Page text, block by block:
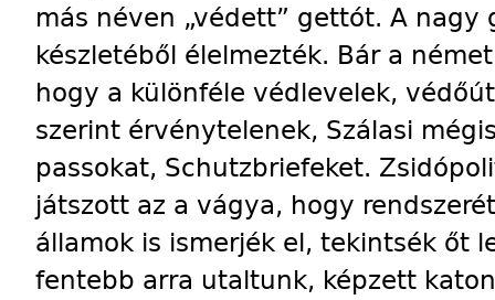
más néven „védett” gettót. A nagy
készletéből élelmezték. Bár a
hogy a különféle védlevelek,
szerint érvénytelenek, Szálasi
pas­sokat, Schutzbriefeket.
játszott az a vágya, hogy
államok is ismerjék el, tekintsék őt
fentebb arra utaltunk, képzett